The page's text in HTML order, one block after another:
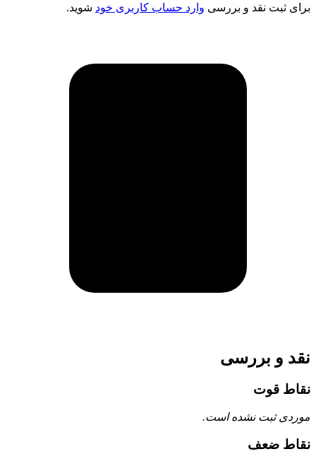
برای ثبت نقد و بررسی وارد حساب کاربری خود شوید.
نقد و بررسی
نقاط قوت
موردی ثبت نشده است.
نقاط ضعف